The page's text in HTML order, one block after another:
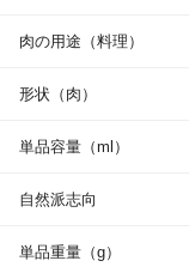
肉の用途（料理）
形状（肉）
単品容量（ml）
自然派志向
単品重量（g）